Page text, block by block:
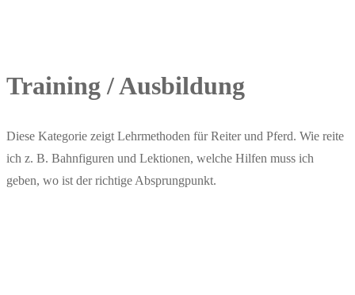
Training / Ausbildung
Diese Kategorie zeigt Lehrmethoden für Reiter und Pferd. Wie reite
ich z. B. Bahnfiguren und Lektionen, welche Hilfen muss ich
geben, wo ist der richtige Absprungpunkt.